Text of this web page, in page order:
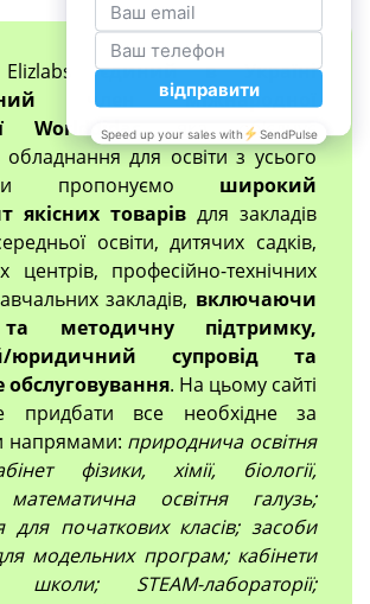
Elizlabsєдиний в Україні
член міжнародної
Worlddidac, яка об'єднує
обладнання для освіти з усього
пропонуємо широкий
якісних товарів для закладів
освіти, дитячих садків,
центрів, професійно-технічних
закладів, включаючи
та методичну підтримку,
юридичний супровід та
обслуговування. На цьому сайті
придбати все необхідне за
напрямами: природнича освітня
фізики, хімії, біології,
математична освітня галузь;
для початкових класів; засоби
модельних програм; кабінети
школи; STEAM-лабораторії;